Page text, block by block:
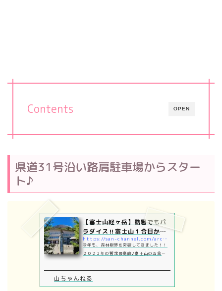
OPEN
Contents
県道31号沿い路肩駐車場からスター
ト♪
【富士山経ヶ岳】酷暑でもパ
ラダイス‼富士山１合目から
６合目までの爽涼快…
https://san-channel.com/archives/23031
今年も、森林限界を突破してきました！！
２０２２年の暫定最高峰♪富士山の五合五
に登頂しました！！また絶対来たい＼(^o
^)／と思える素敵な山行になりました！そ
んな今回は、富士山１合目〜経ヶ岳ピスト
山ちゃんねる